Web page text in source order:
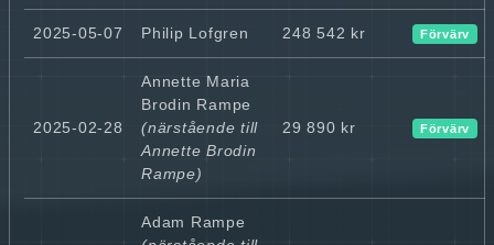
2025-05-07 Philip Lofgren 248 542 kr Förvärv
2025-02-28
Annette Maria
Brodin Rampe
(närstående till
Annette Brodin
Rampe)
29 890 kr Förvärv
Adam Rampe